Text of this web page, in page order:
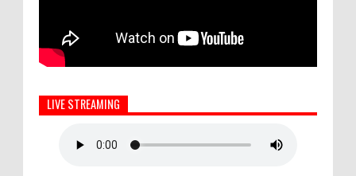
LIVE STREAMING